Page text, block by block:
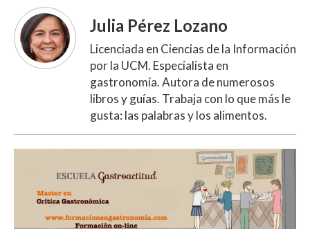
Julia Pérez Lozano
Licenciada en Ciencias de la Información
por la UCM. Especialista en
gastronomía. Autora de numerosos
libros y guías. Trabaja con lo que más le
gusta: las palabras y los alimentos.